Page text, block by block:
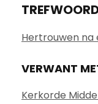
Hertrouwen na
VERWANT
Kerkorde